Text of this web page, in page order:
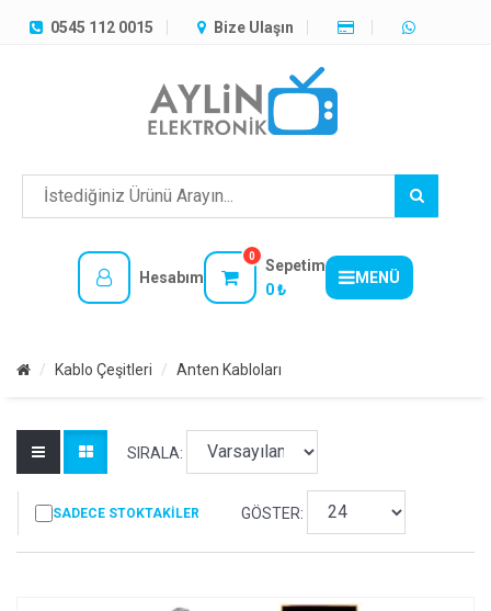
0545 112 0015 Bize Ulaşın
Hesabım
0
Sepetim
0 ₺
MENÜ
TÜM
Kablo Çeşitleri Anten Kabloları
SIRALA:
SADECE STOKTAKILER GÖSTER: